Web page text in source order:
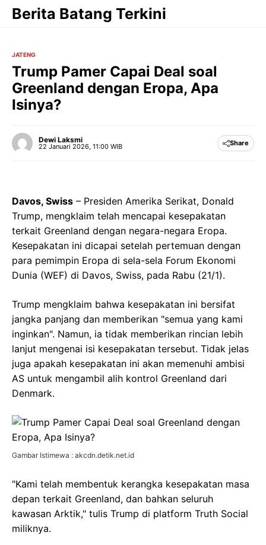
Langsung
Berita Batang Terkini
JATENG
Trump Pamer Capai Deal soal
Greenland dengan Eropa, Apa
Isinya?
Dewi Laksmi
22 Januari 2026, 11:00 WIB Share
Davos, Swiss – Presiden Amerika Serikat, Donald
Trump, mengklaim telah mencapai kesepakatan
terkait Greenland dengan negara-negara Eropa.
Kesepakatan ini dicapai setelah pertemuan dengan
para pemimpin Eropa di sela-sela Forum Ekonomi
Dunia (WEF) di Davos, Swiss, pada Rabu (21/1).
Trump mengklaim bahwa kesepakatan ini bersifat
jangka panjang dan memberikan "semua yang kami
inginkan". Namun, ia tidak memberikan rincian lebih
lanjut mengenai isi kesepakatan tersebut. Tidak jelas
juga apakah kesepakatan ini akan memenuhi ambisi
AS untuk mengambil alih kontrol Greenland dari
Denmark.
Gambar Istimewa : akcdn.detik.net.id
"Kami telah membentuk kerangka kesepakatan masa
depan terkait Greenland, dan bahkan seluruh
kawasan Arktik," tulis Trump di platform Truth Social
miliknya.